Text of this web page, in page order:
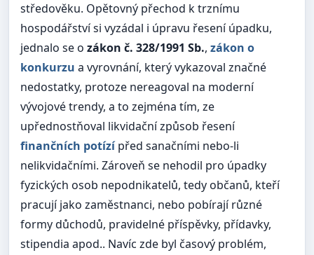
středověku. Opětovný přechod k trznímu
hospodářství si vyzádal i úpravu řesení úpadku,
jednalo se o zákon č. 328/1991 Sb., zákon o
konkurzu a vyrovnání, který vykazoval značné
nedostatky, protoze nereagoval na moderní
vývojové trendy, a to zejména tím, ze
upřednostňoval likvidační způsob řesení
finančních potízípřed sanačními nebo-li
nelikvidačními. Zároveň se nehodil pro úpadky
fyzických osob nepodnikatelů, tedy občanů, kteří
pracují jako zaměstnanci, nebo pobírají různé
formy důchodů, pravidelné příspěvky, přídavky,
stipendia apod.. Navíc zde byl časový problém,